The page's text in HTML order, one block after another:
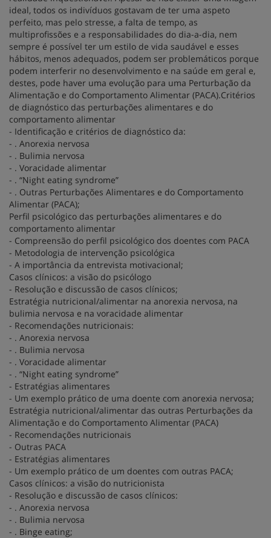
ideal, todos os indivíduos gostavam de ter uma aspeto
perfeito, mas pelo stresse, a falta de tempo, as
multiprofissões e a responsabilidades do dia-a-dia, nem
sempre é possível ter um estilo de vida saudável e esses
hábitos, menos adequados, podem ser problemáticos porque
podem interferir no desenvolvimento e na saúde em geral e,
destes, pode haver uma evolução para uma Perturbação da
Alimentação e do Comportamento Alimentar (PACA).Critérios
de diagnóstico das perturbações alimentares e do
comportamento alimentar
- Identificação e critérios de diagnóstico da:
- . Anorexia nervosa
- . Bulimia nervosa
- . Voracidade alimentar
- . “Night eating syndrome”
- . Outras Perturbações Alimentares e do Comportamento
Alimentar (PACA);
Perfil psicológico das perturbações alimentares e do
comportamento alimentar
- Compreensão do perfil psicológico dos doentes com PACA
- Metodologia de intervenção psicológica
- A importância da entrevista motivacional;
Casos clínicos: a visão do psicólogo
- Resolução e discussão de casos clínicos;
Estratégia nutricional/alimentar na anorexia nervosa, na
bulimia nervosa e na voracidade alimentar
- Recomendações nutricionais:
- . Anorexia nervosa
- . Bulimia nervosa
- . Voracidade alimentar
- . “Night eating syndrome”
- Estratégias alimentares
- Um exemplo prático de uma doente com anorexia nervosa;
Estratégia nutricional/alimentar das outras Perturbações da
Alimentação e do Comportamento Alimentar (PACA)
- Recomendações nutricionais
- Outras PACA
- Estratégias alimentares
- Um exemplo prático de um doentes com outras PACA;
Casos clínicos: a visão do nutricionista
- Resolução e discussão de casos clínicos:
- . Anorexia nervosa
- . Bulimia nervosa
- . Binge eating;